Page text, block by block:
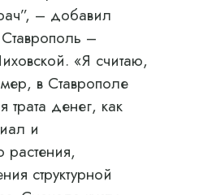
– добавил
–
«Я считаю,
в Ставрополе
трата денег, как
и
растения,
структурной